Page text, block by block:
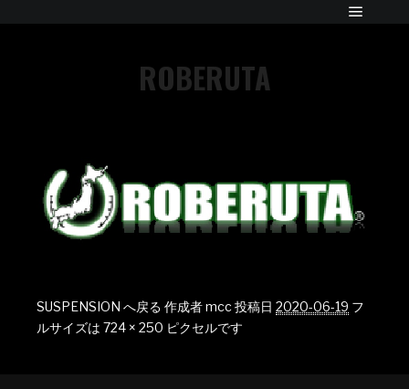
ROBERUTA
SUSPENSION へ戻る 作成者mcc投稿日 2020-06-19 フ
ルサイズは 724 × 250 ピクセルです